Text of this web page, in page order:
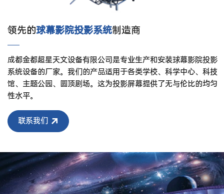
领先的球幕影院投影系统制造商
成都金都超星天文设备有限公司是专业生产和安装球幕影院投影
系统设备的厂家。我们的产品适用于各类学校、科学中心、科技
馆、主题公园、圆顶剧场。这为投影屏幕提供了无与伦比的均匀
性水平。
联系我们